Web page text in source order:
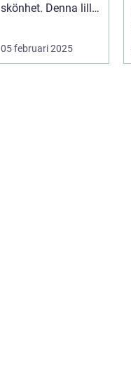
skönhet. Denna lilla
05 februari 2025